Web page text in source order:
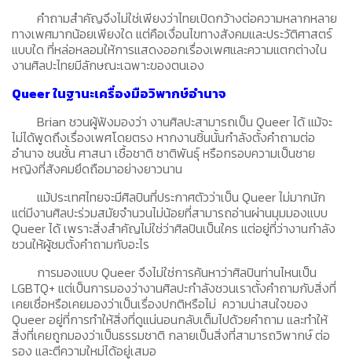
คำถามสำคัญจึงไม่ใช่เพียงว่าไทยเปิดกว้างต่อความหลากหลาย
ทางเพศมากน้อยเพียงใด แต่คือเงื่อนไขทางสังคมและประวัติศาสตร์
แบบใด ที่หล่อหลอมให้การแสดงออกเรื่องเพศและความแตกต่างใน
งานศิลปะไทยมีลักษณะเฉพาะของตนเอง
Queer ในฐานะเครื่องมือวิพากษ์อำนาจ
Brian ชวนผู้ฟังมองว่า งานศิลปะสามารถเป็น Queer ได้ แม้จะ
ไม่ได้พูดถึงเรื่องเพศโดยตรง หากงานชิ้นนั้นกำลังตั้งคำถามต่อ
อำนาจ ชนชั้น ศาสนา เชื้อชาติ ชาติพันธุ์ หรือกรอบความเป็นชาย
หญิงที่สังคมยึดถือมาอย่างยาวนาน
แม้ประเทศไทยจะมีศิลปินที่ประกาศตัวว่าเป็น Queer ไม่มากนัก
แต่มีงานศิลปะร่วมสมัยจำนวนไม่น้อยที่สามารถอ่านผ่านมุมมองแบบ
Queer ได้ เพราะสิ่งสำคัญไม่ใช่ว่าศิลปินเป็นใคร แต่อยู่ที่ว่างานกำลัง
ชวนให้ผู้ชมตั้งคำถามกับอะไร
การมองแบบ Queer จึงไม่ใช่การค้นหาว่าศิลปินท่านไหนเป็น
LGBTQ+ แต่เป็นการมองว่างานศิลปะกำลังชวนเราตั้งคำถามกับสิ่งที่
เคยเชื่อหรือเคยมองว่าเป็นเรื่องปกติหรือไม่ ความน่าสนใจของ
Queer อยู่ที่การทำให้สิ่งที่ดูแน่นอนกลับเต็มไปด้วยคำถาม และทำให้
สิ่งที่เคยถูกมองว่าเป็นธรรมชาติ กลายเป็นสิ่งที่สามารถวิพากษ์ ต่อ
รอง และตีความใหม่ได้อยู่เสมอ